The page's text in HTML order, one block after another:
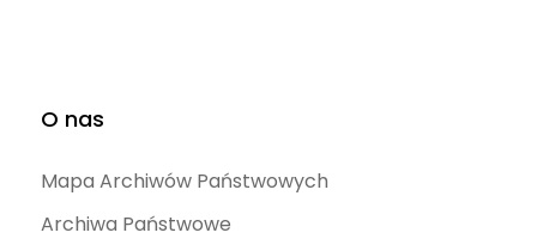
O nas
Mapa Archiwów Państwowych
Archiwa Państwowe